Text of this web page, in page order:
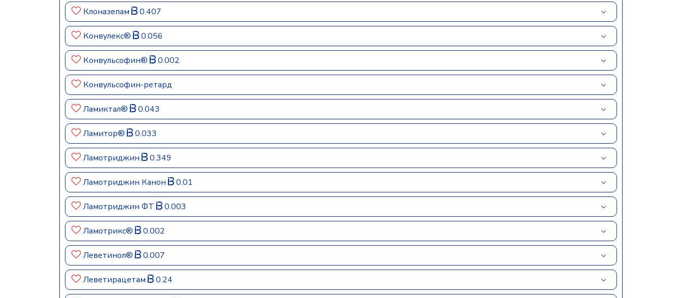
Клоназепам 0.407
Конвулекс® 0.056
Конвульсофин® 0.002
Конвульсофин-ретард
Ламиктал® 0.043
Ламитор® 0.033
Ламотриджин 0.349
Ламотриджин Канон 0.01
Ламотриджин ФТ 0.003
Ламотрикс® 0.002
Леветинол® 0.007
Леветирацетам 0.24